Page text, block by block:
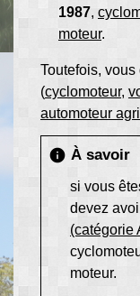
1987,
moteur.
Toutefois, vous
(cyclomoteur,
automoteur
info À savoir
si vous
devez
(catégorie
moteur.